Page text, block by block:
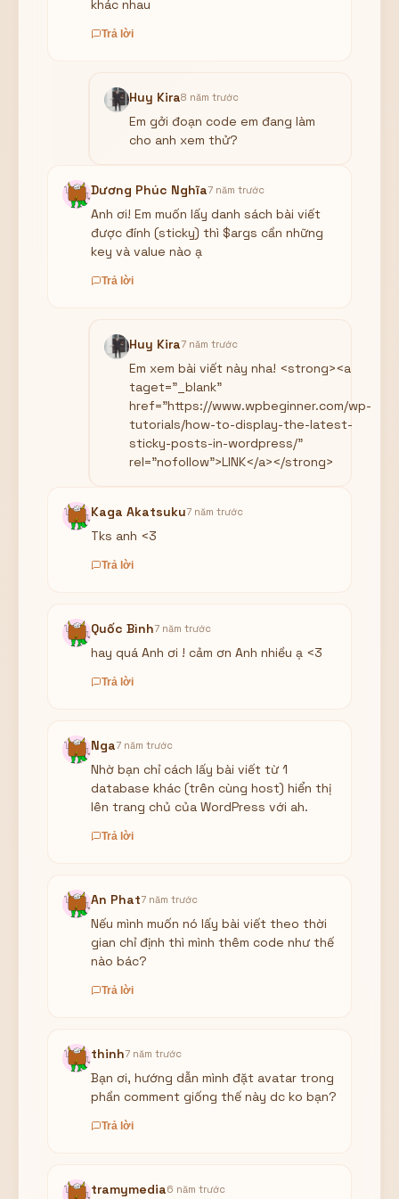
khác nhau
Trả lời
Huy Kira8 năm trước
Em gởi đoạn code em đang làm
cho anh xem thử?
Dương Phúc Nghĩa7 năm trước
Anh ơi! Em muốn lấy danh sách bài viết
được đính (sticky) thì $args cần những
key và value nào ạ
Trả lời
Huy Kira7 năm trước
Em xem bài viết này nha! <strong><a
taget="_blank"
href="https://www.wpbeginner.com/wp-
tutorials/how-to-display-the-latest-
sticky-posts-in-wordpress/"
rel="nofollow">LINK</a></strong>
Kaga Akatsuku7 năm trước
Tks anh <3
Trả lời
Quốc Bình7 năm trước
hay quá Anh ơi ! cảm ơn Anh nhiều ạ <3
Trả lời
Nga7 năm trước
Nhờ bạn chỉ cách lấy bài viết từ 1
database khác (trên cùng host) hiển thị
lên trang chủ của WordPress với ah.
Trả lời
An Phat7 năm trước
Nếu mình muốn nó lấy bài viết theo thời
gian chỉ định thì mình thêm code như thế
nào bác?
Trả lời
thinh7 năm trước
Bạn ơi, hướng dẫn mình đặt avatar trong
phần comment giống thế này dc ko bạn?
Trả lời
tramymedia6 năm trước